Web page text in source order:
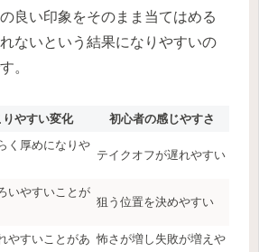
良い印象をそのまま当てはめる
ないという結果になりやすいの
。
りやすい変化 初心者の感じやすさ
く厚めになりや
テイクオフが遅れやすい
いやすいことが
狙う位置を決めやすい
やすいことがあ 怖さが増し失敗が増えや